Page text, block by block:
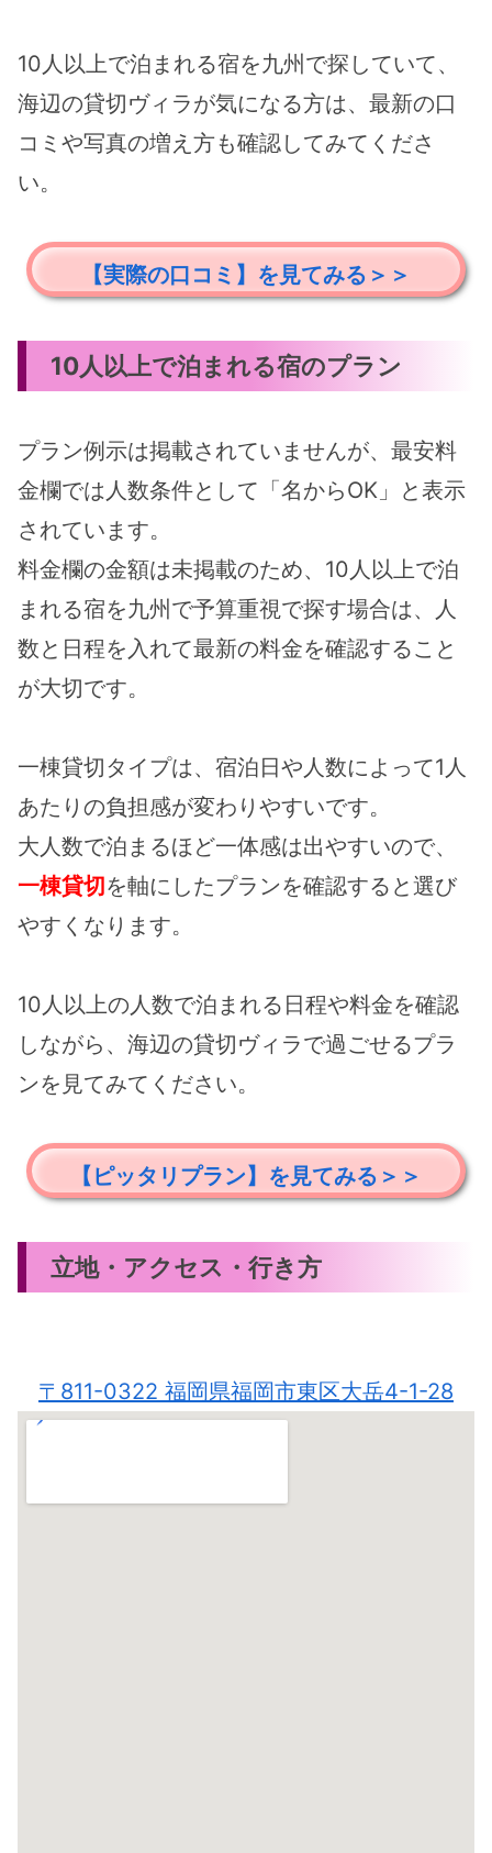
10人以上で泊まれる宿を九州で探していて、
海辺の貸切ヴィラが気になる方は、最新の口
コミや写真の増え方も確認してみてくださ
い。
【実際の口コミ】を見てみる＞＞
10人以上で泊まれる宿のプラン
プラン例示は掲載されていませんが、最安料
金欄では人数条件として「名からOK」と表示
されています。
料金欄の金額は未掲載のため、10人以上で泊
まれる宿を九州で予算重視で探す場合は、人
数と日程を入れて最新の料金を確認すること
が大切です。
一棟貸切タイプは、宿泊日や人数によって1人
あたりの負担感が変わりやすいです。
大人数で泊まるほど一体感は出やすいので、
一棟貸切を軸にしたプランを確認すると選び
やすくなります。
10人以上の人数で泊まれる日程や料金を確認
しながら、海辺の貸切ヴィラで過ごせるプラ
ンを見てみてください。
【ピッタリプラン】を見てみる＞＞
立地・アクセス・行き方
〒811-0322 福岡県福岡市東区大岳4-1-28